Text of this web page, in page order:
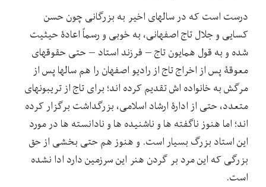
درست است که در سالهای اخیر به بزرگانی چون حسن
کسایی و جلال تاج اصفهانی، به خوبی و رسماً اعادۀ حیثیت
شده و به قول همایون تاج – فرزند استاد – حتی حقوقهای
معوقۀ پس از اخراج تاج از رادیو اصفهان را هم سالها پس از
مرگش به خانواده اش تقدیم کرده اند؛ برای تاج از تریبونهای
متعدد، حتی از ادارۀ ارشاد اسلامی، بزرگداشت برگزار کرده
اند؛ اما هنوز ناگفته ها و ناشنیده ها و نادانسته ها در مورد
این استاد بزرگ بسیار است. و هنوز هم حتی بخشی از حق
بزرگی که این مرد بر گردن هنر این سرزمین دارد ادا نشده
است.